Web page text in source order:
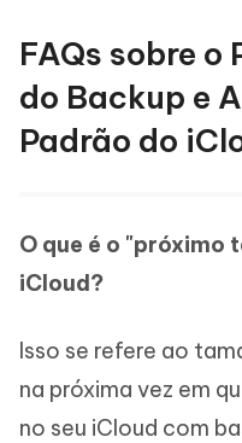
FAQs sobre o
do Backup e
Padrão do
O que é o "próximo
iCloud?
Isso se refere ao
na próxima vez em
no seu iCloud com